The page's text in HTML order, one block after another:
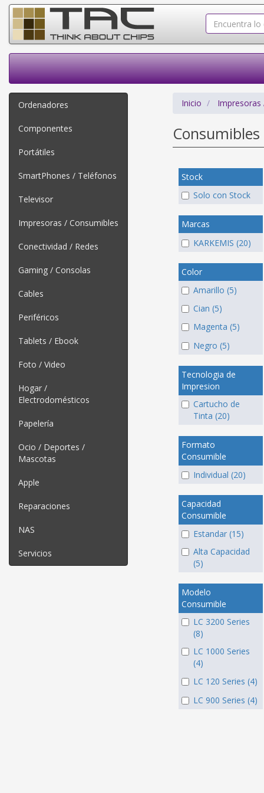
Ordenadores
Componentes
Portátiles
SmartPhones / Teléfonos
Televisor
Impresoras / Consumibles
Conectividad / Redes
Gaming / Consolas
Cables
Periféricos
Tablets / Ebook
Foto / Video
Hogar /
Electrodomésticos
Papelería
Ocio / Deportes /
Mascotas
Apple
Reparaciones
NAS
Servicios
Inicio Impresoras
Stock
Solo con Stock
Marcas
KARKEMIS (20)
Color
Amarillo (5)
Cian (5)
Magenta (5)
Negro (5)
Tecnologia de
Impresion
Cartucho de
Tinta (20)
Formato
Consumible
Individual (20)
Capacidad
Consumible
Estandar (15)
Alta Capacidad
(5)
Modelo
Consumible
LC 3200 Series
(8)
LC 1000 Series
(4)
LC 120 Series (4)
LC 900 Series (4)